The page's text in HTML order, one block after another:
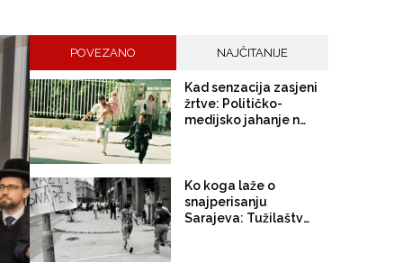
POVEZANO NAJČITANIJE
Kad senzacija zasjeni
žrtve: Političko-
medijsko jahanje na
Ko koga laže o
snajperisanju
Sarajeva: Tužilaštvo